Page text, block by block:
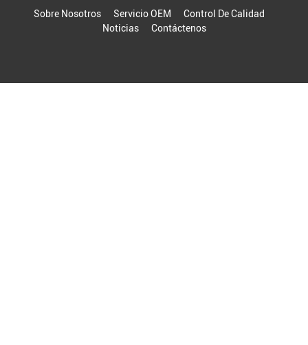
Sobre Nosotros
Servicio OEM
Control De Calidad
Noticias
Contáctenos